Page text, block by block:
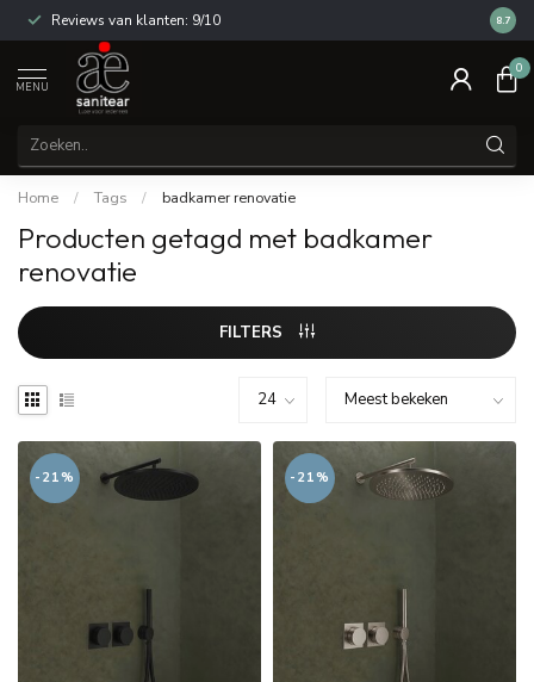
Reviews van klanten: 9/10 14
8.7
MENU
0
Home / Tags / badkamer renovatie
Producten getagd met badkamer
renovatie
FILTERS
-21% -21%